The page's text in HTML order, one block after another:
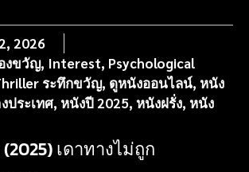
2026
งขวัญ, Interest, Psychological
ระทึกขวัญ, ดูหนังออนไลน์, หนัง
ประเทศ, หนังปี 2025, หนังฝรั่ง, หนัง
เดาทางไม่ถูก